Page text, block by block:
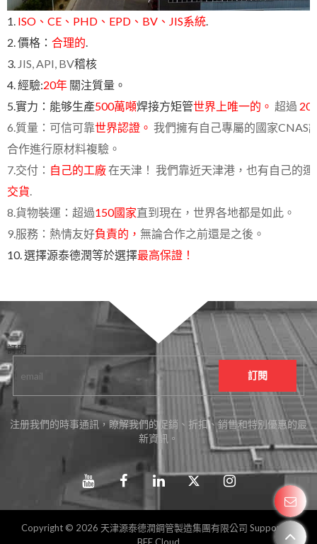
1. ISO、CE、PHD、EPD、BV、JIS系統.
2. 價格： 合理的.
3. JIS, API, BV稽核
4. 經驗:20年 關注質量。
5.實力： 能够生產500萬噸焊接方矩管世界上唯一的。 超過
6.質量：可信可靠世界認證。 我們擁有自己專屬的國家CNAS
合作進行原材料複驗。
7.交付： 自己的工廠在天津！ 我們靠近天津港，也有自己的
交貨.
8.貨物裝運：超過150國家直到現在，世界各地都是如此。
9.服務：熱情友好負責的， 無論合作之前還是之後。
10.選擇源泰德潤等於選擇最高保證！
訂閱
注册我們的時事通訊，瞭解我們的促銷、折扣、銷售和特別優惠的最
新資訊。
Copyright © 2026 天津源泰德潤鋼管製造集團有限公司 Support By